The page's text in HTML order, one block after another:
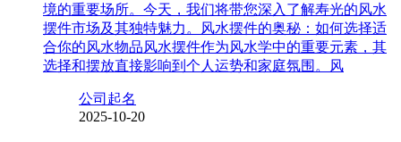
境的重要场所。今天，我们将带您深入了解寿光的风水
摆件市场及其独特魅力。风水摆件的奥秘：如何选择适
合你的风水物品风水摆件作为风水学中的重要元素，其
选择和摆放直接影响到个人运势和家庭氛围。风
公司起名
2025-10-20